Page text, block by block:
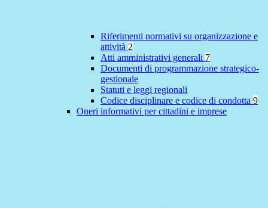
Riferimenti normativi su organizzazione e
attività 2
Atti amministrativi generali 7
Documenti di programmazione strategico-
gestionale
Statuti e leggi regionali
Codice disciplinare e codice di condotta 9
Oneri informativi per cittadini e imprese